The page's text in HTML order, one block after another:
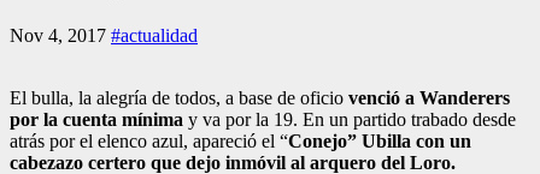
Nov 4, 2017 #actualidad
El bulla, la alegría de todos, a base de oficio venció a Wanderers
por la cuenta mínima y va por la 19. En un partido trabado desde
atrás por el elenco azul, apareció el “Conejo” Ubilla con un
cabezazo certero que dejo inmóvil al arquero del Loro.